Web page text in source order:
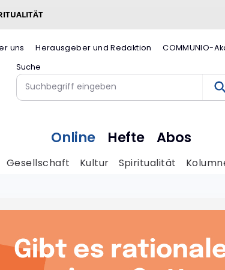
uns Herausgeber und Redaktion COMMUNIO-
Suche
Online Hefte Abos
Gesellschaft Kultur Spiritualität